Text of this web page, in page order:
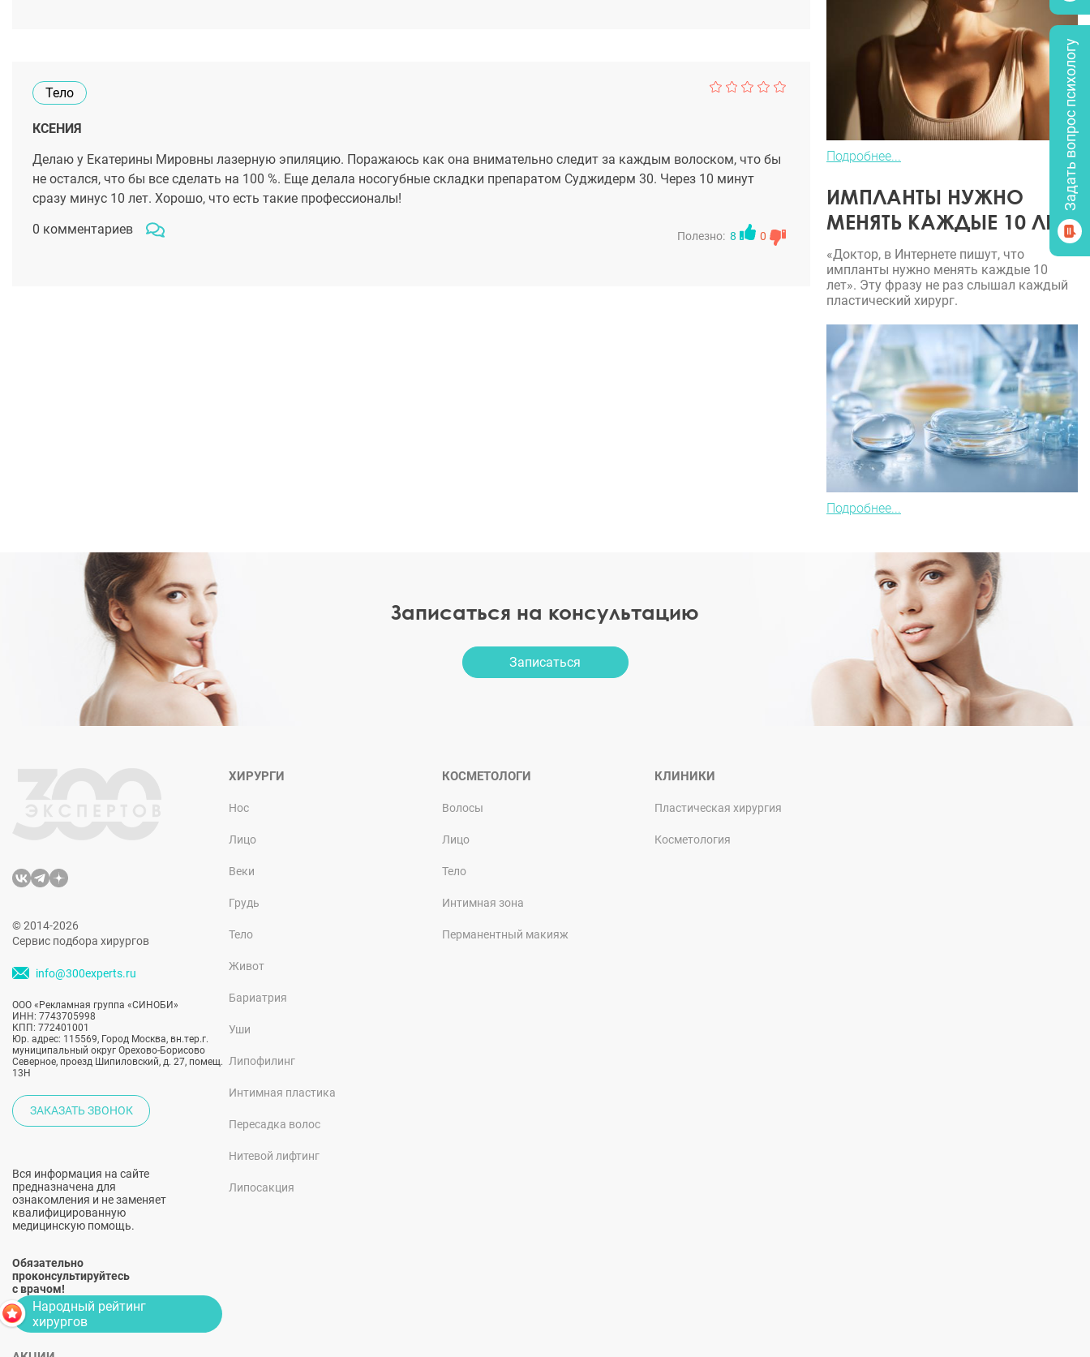
Тело
КСЕНИЯ
Делаю у Екатерины Мировны лазерную эпиляцию. Поражаюсь как она внимательно следит за каждым волоском, что бы
не остался, что бы все сделать на 100 %. Еще делала носогубные складки препаратом Суджидерм 30. Через 10 минут
сразу минус 10 лет. Хорошо, что есть такие профессионалы!
0 комментариев
Полезно: 8 0
Подробнее...
ИМПЛАНТЫ НУЖНО
МЕНЯТЬ КАЖДЫЕ 10 ЛЕТ?
«Доктор, в Интернете пишут, что
импланты нужно менять каждые 10
лет». Эту фразу не раз слышал каждый
пластический хирург.
Подробнее...
Записаться на консультацию
Записаться
© 2014-2026
Сервис подбора хирургов
info@300experts.ru
ООО «Рекламная группа «СИНОБИ»
ИНН: 7743705998
КПП: 772401001
Юр. адрес: 115569, Город Москва, вн.тер.г.
муниципальный округ Орехово-Борисово
Северное, проезд Шипиловский, д. 27, помещ.
13Н
ЗАКАЗАТЬ ЗВОНОК
Вся информация на сайте
предназначена для
ознакомления и не заменяет
квалифицированную
медицинскую помощь.
Обязательно
проконсультируйтесь
с врачом!
ХИРУРГИ
Нос
Лицо
Веки
Грудь
Тело
Живот
Бариатрия
Уши
Липофилинг
Интимная пластика
Пересадка волос
Нитевой лифтинг
Липосакция
КОСМЕТОЛОГИ
Волосы
Лицо
Тело
Интимная зона
Перманентный макияж
КЛИНИКИ
Пластическая хирургия
Косметология
Народный рейтинг
хирургов
Задать вопрос психологу